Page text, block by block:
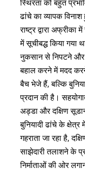
स्थिरता को बहुत
ढांचे का व्यापक
राष्ट्र द्वारा
में सूचीबद्ध किया गया
नुकसान से निपटने और
बहाल करने में मदद
बैच भेजे हैं, बल्कि
प्रदान की है।
अड्डा और दक्षिण
बुनियादी ढांचे के
गहराता जा रहा है,
साझेदारी तलाशने के
निर्माताओं की ओर